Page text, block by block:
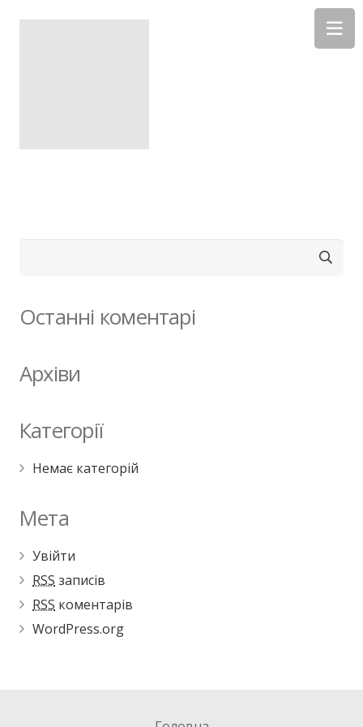
Останні коментарі
Архіви
Категорії
Немає категорій
Мета
Увійти
RSS записів
RSS коментарів
WordPress.org